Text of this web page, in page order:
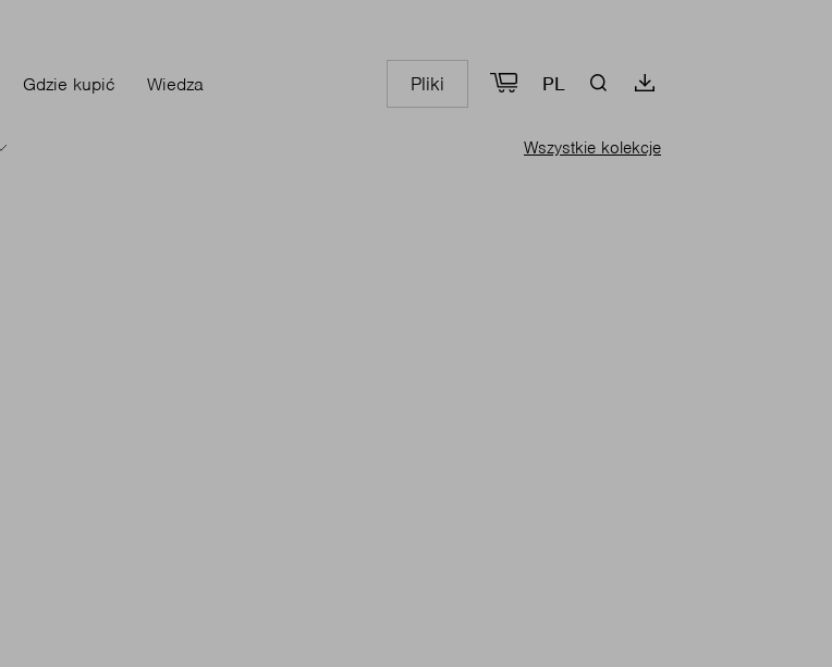
Gdzie kupić Wiedza Pliki PL
Wszystkie kolekcje